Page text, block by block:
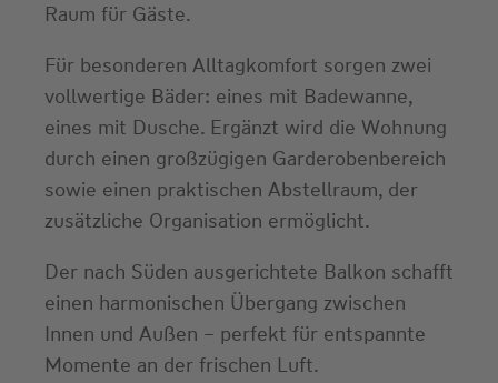
Raum für Gäste.
Für besonderen Alltagkomfort sorgen zwei
vollwertige Bäder: eines mit Badewanne,
eines mit Dusche. Ergänzt wird die Wohnung
durch einen großzügigen Garderobenbereich
sowie einen praktischen Abstellraum, der
zusätzliche Organisation ermöglicht.
Der nach Süden ausgerichtete Balkon schafft
einen harmonischen Übergang zwischen
Innen und Außen – perfekt für entspannte
Momente an der frischen Luft.